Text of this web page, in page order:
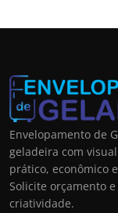
Envelopamento de
geladeira com
prático, econômico
Solicite orçamento
criatividade.